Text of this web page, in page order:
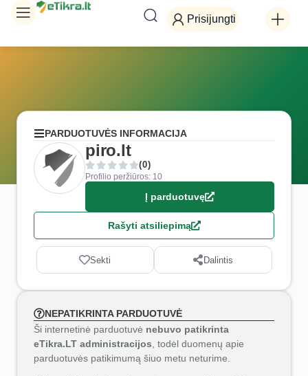
Prisijungti
PARDUOTUVĖS INFORMACIJA
piro.lt
(0)
Profilio peržiūros: 10
Į parduotuvę
Rašyti atsiliepimą
Sekti Dalintis
NEPATIKRINTA PARDUOTUVĖ
Ši internetinė parduotuvė nebuvo patikrinta
eTikra.LT administracijos , todėl duomenų apie
parduotuvės patikimumą šiuo metu neturime.